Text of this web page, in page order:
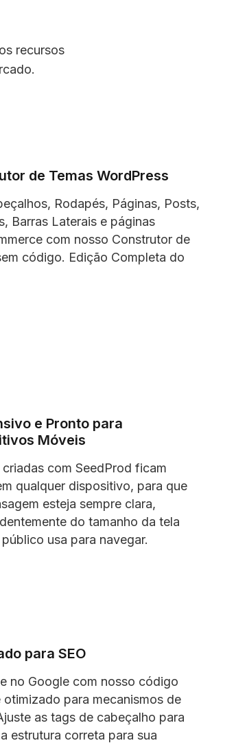
recursos
de Temas WordPress
Rodapés, Páginas, Posts,
Barras Laterais e páginas
com nosso Construtor de
código. Edição Completa do
e Pronto para
Móveis
criadas com SeedProd ficam
qualquer dispositivo, para que
esteja sempre clara,
do tamanho da tela
usa para navegar.
para SEO
no Google com nosso código
otimizado para mecanismos de
as tags de cabeçalho para
estrutura correta para sua